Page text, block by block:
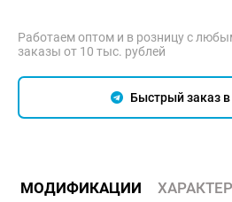
Работаем оптом и в розницу с
заказы от 10 тыс. рублей
Быстрый заказ
МОДИФИКАЦИИ